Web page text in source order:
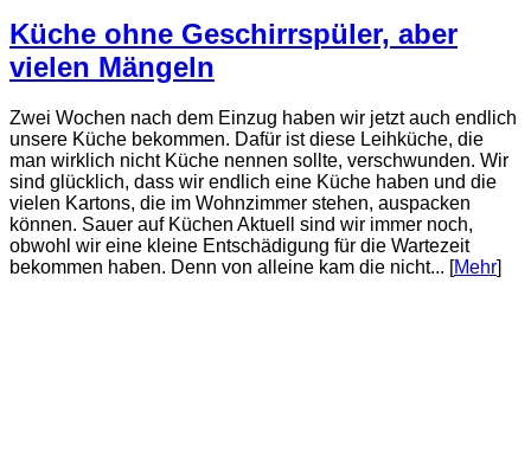
Küche ohne Geschirrspüler, aber
vielen Mängeln
Zwei Wochen nach dem Einzug haben wir jetzt auch endlich
unsere Küche bekommen. Dafür ist diese Leihküche, die
man wirklich nicht Küche nennen sollte, verschwunden. Wir
sind glücklich, dass wir endlich eine Küche haben und die
vielen Kartons, die im Wohnzimmer stehen, auspacken
können. Sauer auf Küchen Aktuell sind wir immer noch,
obwohl wir eine kleine Entschädigung für die Wartezeit
bekommen haben. Denn von alleine kam die nicht... [Mehr]